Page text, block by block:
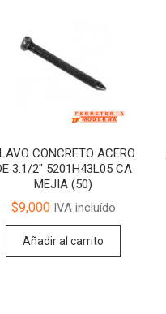
CONCRETO ACERO
3.1/2″ 5201H43L05 CA
MEJIA (50)
$9,000IVA incluído
Añadir al carrito